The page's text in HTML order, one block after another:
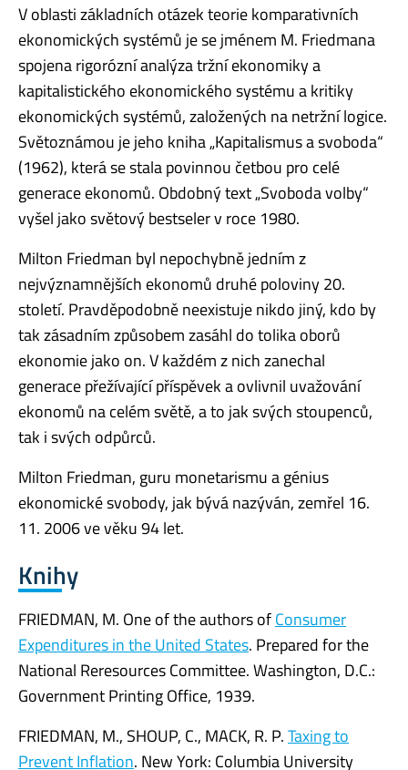
V oblasti základních otázek teorie komparativních
ekonomických systémů je se jménem M. Friedmana
spojena rigorózní analýza tržní ekonomiky a
kapitalistického ekonomického systému a kritiky
ekonomických systémů, založených na netržní logice.
Světoznámou je jeho kniha „Kapitalismus a svoboda“
(1962), která se stala povinnou četbou pro celé
generace ekonomů. Obdobný text „Svoboda volby“
vyšel jako světový bestseler v roce 1980.
Milton Friedman byl nepochybně jedním z
nejvýznamnějších ekonomů druhé poloviny 20.
století. Pravděpodobně neexistuje nikdo jiný, kdo by
tak zásadním způsobem zasáhl do tolika oborů
ekonomie jako on. V každém z nich zanechal
generace přežívající příspěvek a ovlivnil uvažování
ekonomů na celém světě, a to jak svých stoupenců,
tak i svých odpůrců.
Milton Friedman, guru monetarismu a génius
ekonomické svobody, jak bývá nazýván, zemřel 16.
11. 2006 ve věku 94 let.
Knihy
FRIEDMAN, M. One of the authors ofConsumer
Expenditures in the United States. Prepared for the
National Reresources Committee. Washington, D.C.:
Government Printing Office, 1939.
FRIEDMAN, M., SHOUP, C., MACK, R. P.Taxing to
Prevent Inflation. New York: Columbia University